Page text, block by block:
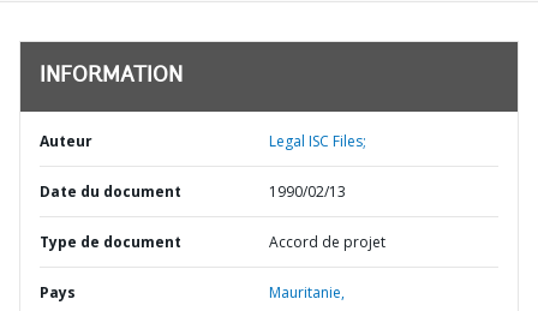
INFORMATION
Auteur Legal ISC Files;
Date du document 1990/02/13
Type de document Accord de projet
Pays Mauritanie,